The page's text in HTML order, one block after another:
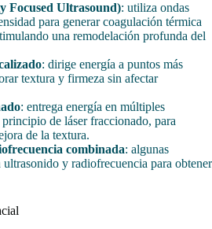
Focused Ultrasound): utiliza ondas
para generar coagulación térmica
una remodelación profunda del
: dirige energía a puntos más
textura y firmeza sin afectar
: entrega energía en múltiples
de láser fraccionado, para
de la textura.
combinada: algunas
y radiofrecuencia para obtener